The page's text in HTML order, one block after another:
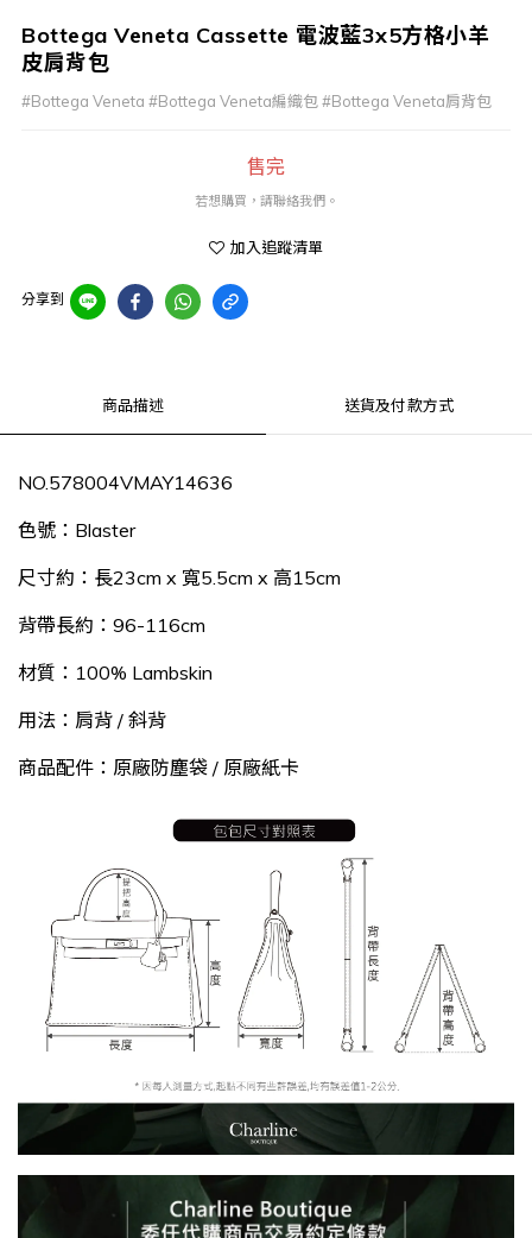
Bottega Veneta Cassette 電波藍3x5方格小羊
皮肩背包
#Bottega Veneta #Bottega Veneta編織包 #Bottega Veneta肩背包
售完
若想購買，請聯絡我們。
加入追蹤清單
分享到
商品描述 送貨及付款方式
NO.578004VMAY14636
色號：Blaster
尺寸約：長23cm x 寬5.5cm x 高15cm
背帶長約：96-116cm
材質：100% Lambskin
用法：肩背 / 斜背
商品配件：原廠防塵袋 / 原廠紙卡